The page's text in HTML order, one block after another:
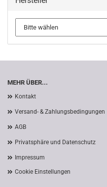
MEHR ÜBER...
Kontakt
Versand- & Zahlungsbedingungen
AGB
Privatsphäre und Datenschutz
Impressum
Cookie Einstellungen